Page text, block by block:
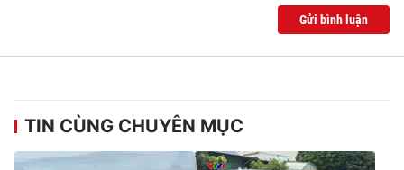
Gửi bình luận
TIN CÙNG CHUYÊN MỤC